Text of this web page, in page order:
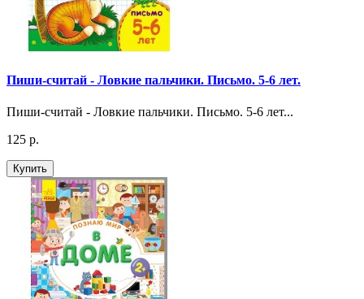
Пиши-считай - Ловкие пальчики. Письмо. 5-6 лет.
Пиши-считай - Ловкие пальчики. Письмо. 5-6 лет...
125 р.
Купить